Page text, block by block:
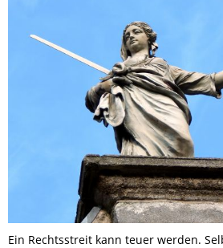
Ein Rechtsstreit kann teuer werden.